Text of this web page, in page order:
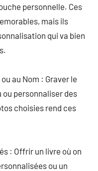
personnelle. Ces
mais ils
qui va bien
au Nom : Graver le
ou personnaliser des
choisies rend ces
: Offrir un livre où on
ou un